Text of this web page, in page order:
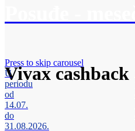
Vivax cashback
Press to skip carousel
U
periodu
od
14.07.
do
31.08.2026.